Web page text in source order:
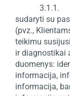
3.1.1.
sudaryti su
(pvz.,
teikimu
ir diagnostikai
duomenys:
informacija,
informacija,